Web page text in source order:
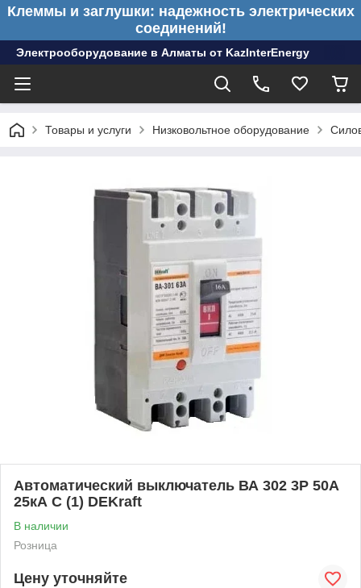
Клеммы и заглушки: надежность электрических
соединений!
Электрооборудование в Алматы от KazInterEnergy
Товары и услуги Низковольтное оборудование
Автоматический выключатель ВА 302 3P 50А
25кА С (1) DEKraft
В наличии
Розница
Цену уточняйте